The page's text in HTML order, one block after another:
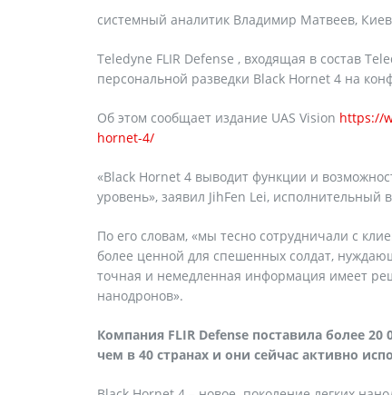
системный аналитик Владимир Матвеев, Киев
Teledyne FLIR Defense , входящая в состав
персональной разведки Black Hornet 4 на
Об этом сообщает издание UAS Vision https://
hornet-4/
«Black Hornet 4 выводит функции и
уровень», заявил JihFen Lei,
По его словам, «мы тесно сотрудничали с
более ценной для спешенных солдат,
точная и немедленная информация имеет
нанодронов».
Компания FLIR Defense поставила более
чем в 40 странах и они сейчас активно